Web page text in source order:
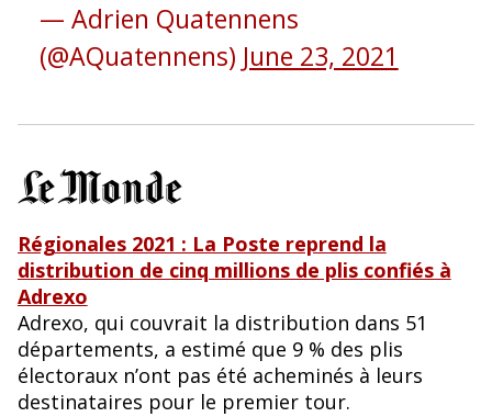
— Adrien Quatennens
(@AQuatennens) June 23, 2021
Régionales 2021 : La Poste reprend la
distribution de cinq millions de plis confiés à
Adrexo
Adrexo, qui couvrait la distribution dans 51
départements, a estimé que 9 % des plis
électoraux n’ont pas été acheminés à leurs
destinataires pour le premier tour.